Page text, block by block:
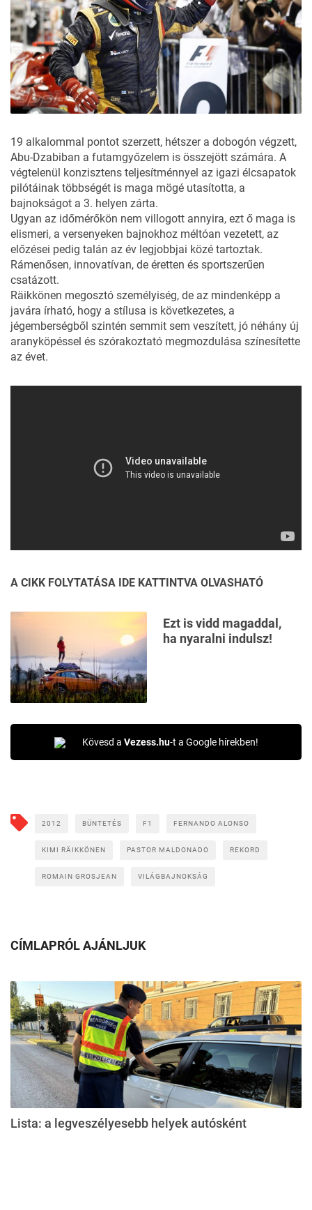
19 alkalommal pontot szerzett, hétszer a dobogón végzett,
Abu-Dzabiban a futamgyőzelem is összejött számára. A
végtelenül konzisztens teljesítménnyel az igazi élcsapatok
pilótáinak többségét is maga mögé utasította, a
bajnokságot a 3. helyen zárta.
Ugyan az időmérőkön nem villogott annyira, ezt ő maga is
elismeri, a versenyeken bajnokhoz méltóan vezetett, az
előzései pedig talán az év legjobbjai közé tartoztak.
Rámenősen, innovatívan, de éretten és sportszerűen
csatázott.
Räikkönen megosztó személyiség, de az mindenképp a
javára írható, hogy a stílusa is következetes, a
jégemberségből szintén semmit sem veszített, jó néhány új
aranyköpéssel és szórakoztató megmozdulása színesítette
az évet.
A CIKK FOLYTATÁSA IDE KATTINTVA OLVASHATÓ
Ezt is vidd magaddal,
ha nyaralni indulsz!
Kövesd a Vezess.hu-t a Google hírekben!
2012 BÜNTETÉS F1 FERNANDO ALONSO
KIMI RÄIKKÖNEN PASTOR MALDONADO REKORD
ROMAIN GROSJEAN VILÁGBAJNOKSÁG
CÍMLAPRÓL AJÁNLJUK
Lista: a legveszélyesebb helyek autósként